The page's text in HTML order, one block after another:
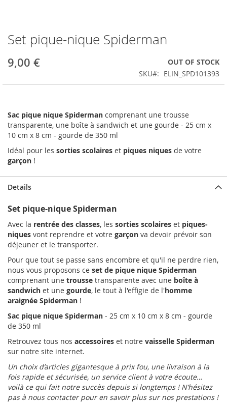
Skip
to
the
beginning
Set pique-nique Spiderman
9,00 €
OUT OF STOCK
SKU
ELIN_SPD101393
Sac pique nique Spiderman comprenant une trousse
transparente, une boîte à sandwich et une gourde - 25 cm x
10 cm x 8 cm - gourde de 350 ml
Idéal pour les sorties scolaires et piques niques de votre
garçon !
Details
Set pique-nique Spiderman
Avec la rentrée des classes, les sorties scolaires et piques-
niques vont reprendre et votre garçon va devoir prévoir son
déjeuner et le transporter.
Pour que tout se passe sans encombre et qu'il ne perdre rien,
nous vous proposons ce set de pique nique Spiderman
comprenant une trousse transparente avec une boîte à
sandwich et une gourde, le tout à l'effigie de l'homme
araignée Spiderman !
Sac pique nique Spiderman - 25 cm x 10 cm x 8 cm - gourde
de 350 ml
Retrouvez tous nos accessoires et notre vaisselle Spiderman
sur notre site internet.
Un choix d’articles gigantesque à prix fou, une livraison à la
fois rapide et sécurisée, un service client à votre écoute…
voilà ce qui fait notre succès depuis si longtemps ! N’hésitez
pas à nous contacter pour en savoir plus sur nos prestations !